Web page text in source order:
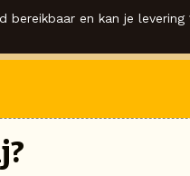
bereikbaar en kan je